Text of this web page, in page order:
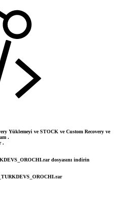
Yüklemeyi ve STOCK ve Custom Recovery ve
.
.
dosyasını indirin